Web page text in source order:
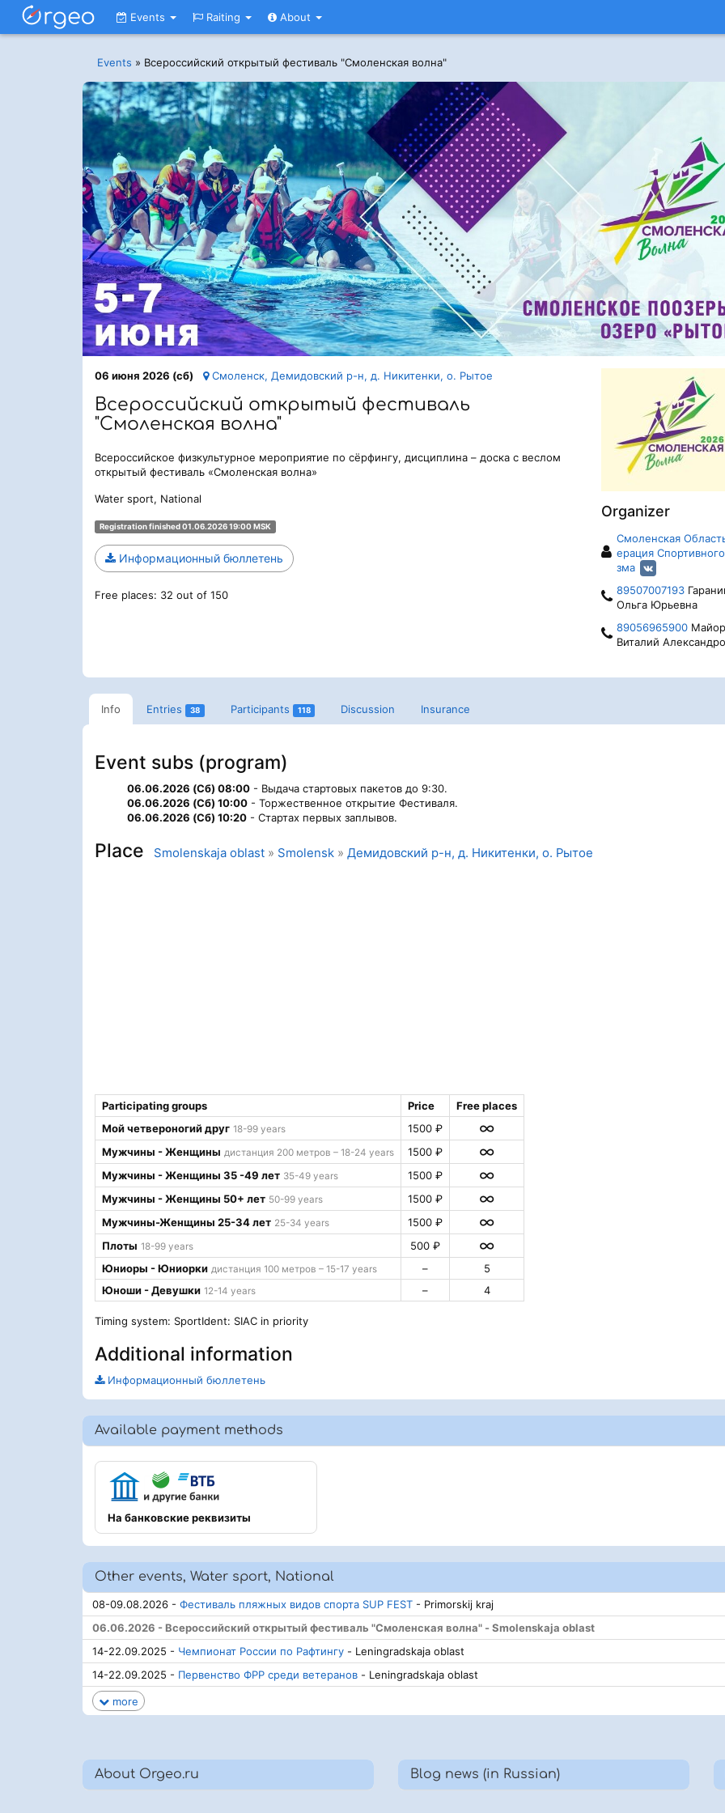
Events Raiting About
Events » Всероссийский открытый фестиваль "Смоленская волна"
Organizer
Смоленская
ерация
зма
89507007193
Ольга Юрьевна
89056965900
Виталий
06 июня 2026 (сб) Смоленск, Демидовский р-н, д. Никитенки, о. Рытое
Всероссийский открытый фестиваль
"Смоленская волна"
Всероссийское физкультурное мероприятие по сёрфингу, дисциплина – доска с веслом
открытый фестиваль «Смоленская волна»
Water sport, National
Registration finished 01.06.2026 19:00 MSK
Информационный бюллетень
Free places: 32 out of 150
Info Entries 38 Participants 118 Discussion Insurance
Event subs (program)
06.06.2026 (Сб) 08:00 - Выдача стартовых пакетов до 9:30.
06.06.2026 (Сб) 10:00 - Торжественное открытие Фестиваля.
06.06.2026 (Сб) 10:20 - Стартах первых заплывов.
Place Smolenskaja oblast » Smolensk » Демидовский р-н, д. Никитенки, о. Рытое
Participating groups Price
Free places
Мой четвероногий друг 18-99 years 1500 ₽ ∞
Мужчины - Женщины дистанция 200 метров – 18-24 years 1500 ₽ ∞
Мужчины - Женщины 35 -49 лет 35-49 years 1500 ₽ ∞
Мужчины - Женщины 50+ лет 50-99 years 1500 ₽ ∞
Мужчины-Женщины 25-34 лет 25-34 years 1500 ₽ ∞
Плоты 18-99 years 500 ₽ ∞
Юниоры - Юниорки дистанция 100 метров – 15-17 years –
5
Юноши - Девушки 12-14 years – 4
Timing system: SportIdent: SIAC in priority
Additional information
Информационный бюллетень
Available payment methods
На банковские реквизиты
Other events, Water sport, National
08-09.08.2026 - Фестиваль пляжных видов спорта SUP FEST - Primorskij kraj
06.06.2026 - Всероссийский открытый фестиваль "Смоленская волна" - Smolenskaja oblast
14-22.09.2025 - Чемпионат России по Рафтингу - Leningradskaja oblast
14-22.09.2025 - Первенство ФРР среди ветеранов - Leningradskaja oblast
more
About Orgeo.ru Blog news (in Russian)